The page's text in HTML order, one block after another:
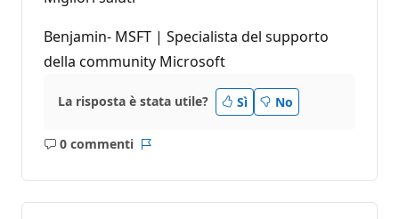
Benjamin- MSFT | Specialista del supporto
della community Microsoft
La risposta è stata utile? Sì No
0 commenti
Nessun